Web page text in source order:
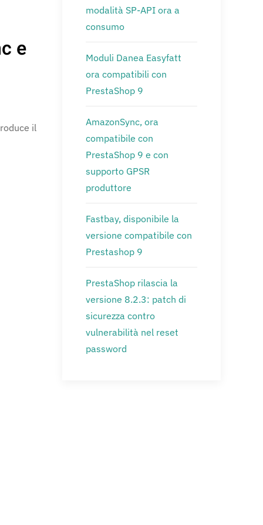
e
il
modalità SP-API ora a
consumo
Moduli Danea Easyfatt
ora compatibili con
PrestaShop 9
AmazonSync, ora
compatibile con
PrestaShop 9 e con
supporto GPSR
produttore
Fastbay, disponibile la
versione compatibile con
Prestashop 9
PrestaShop rilascia la
versione 8.2.3: patch di
sicurezza contro
vulnerabilità nel reset
password